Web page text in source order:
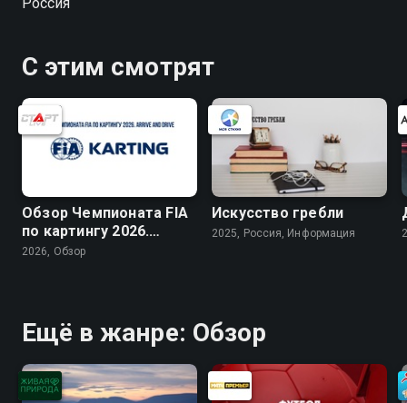
С этим смотрят
Обзор Чемпионата FIA
по картингу 2026.
Arrive and Drive
2026, Обзор
Искусство гребли
2025, Россия, Информация
Ещё в жанре: Обзор